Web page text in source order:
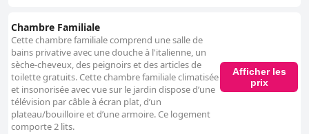
Chambre Familiale
Cette chambre familiale comprend une salle de
bains privative avec une douche à l'italienne, un
sèche-cheveux, des peignoirs et des articles de
toilette gratuits. Cette chambre familiale climatisée
et insonorisée avec vue sur le jardin dispose d’une
télévision par câble à écran plat, d’un
plateau/bouilloire et d’une armoire. Ce logement
comporte 2 lits.
Afficher les
prix